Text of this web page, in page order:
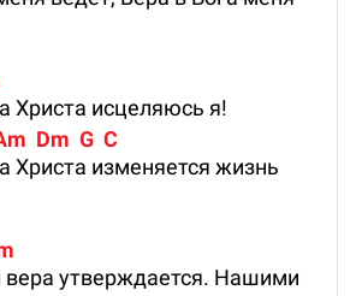
Христа исцеляюсь я!
Dm  G  C
Христа изменяется жизнь
утверждается. Нашими